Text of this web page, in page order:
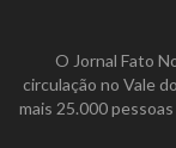
O Jornal Fato
circulação no Vale
mais 25.000